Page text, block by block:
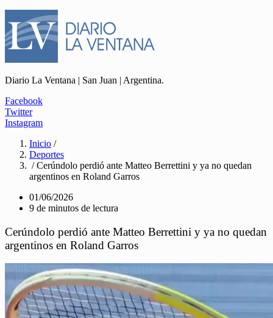
Diario La Ventana | San Juan | Argentina.
Facebook
Twitter
Instagram
Inicio /
Deportes
/ Cerúndolo perdió ante Matteo Berrettini y ya no quedan
argentinos en Roland Garros
01/06/2026
9 de minutos de lectura
Cerúndolo perdió ante Matteo Berrettini y ya no quedan
argentinos en Roland Garros